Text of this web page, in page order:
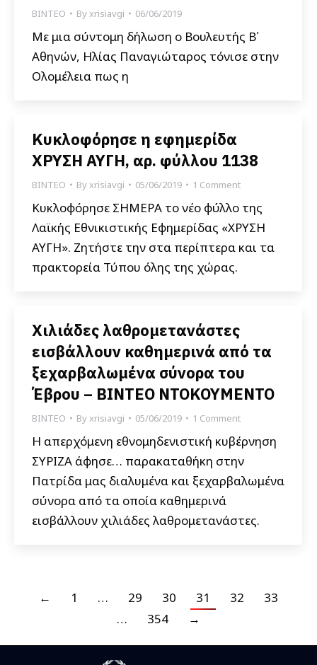
ΒΙΝΤΕΟ Byxrisiavgi 06/06/2019
Με μια σύντομη δήλωση ο Βουλευτής Β΄
Αθηνών, Ηλίας Παναγιώταρος τόνισε στην
Ολομέλεια πως η
Κυκλοφόρησε η εφημερίδα
ΧΡΥΣΗ ΑΥΓΗ, αρ. φύλλου 1138
ΒΙΝΤΕΟ Byxrisiavgi 05/06/2019 1 Comment
Κυκλοφόρησε ΣΗΜΕΡΑ το νέο φύλλο της
Λαϊκής Εθνικιστικής Εφημερίδας «ΧΡΥΣΗ
ΑΥΓΗ». Ζητήστε την στα περίπτερα και τα
πρακτορεία Τύπου όλης της χώρας.
Χιλιάδες λαθρομετανάστες
εισβάλλουν καθημερινά από τα
ξεχαρβαλωμένα σύνορα του
Έβρου – ΒΙΝΤΕΟ ΝΤΟΚΟΥΜΕΝΤΟ
ΒΙΝΤΕΟ Byxrisiavgi 05/06/2019 1 Comment
Η απερχόμενη εθνομηδενιστική κυβέρνηση
ΣΥΡΙΖΑ άφησε… παρακαταθήκη στην
Πατρίδα μας διαλυμένα και ξεχαρβαλωμένα
σύνορα από τα οποία καθημερινά
εισβάλλουν χιλιάδες λαθρομετανάστες.
← 1 … 29 30 31 32
33
…
354 →